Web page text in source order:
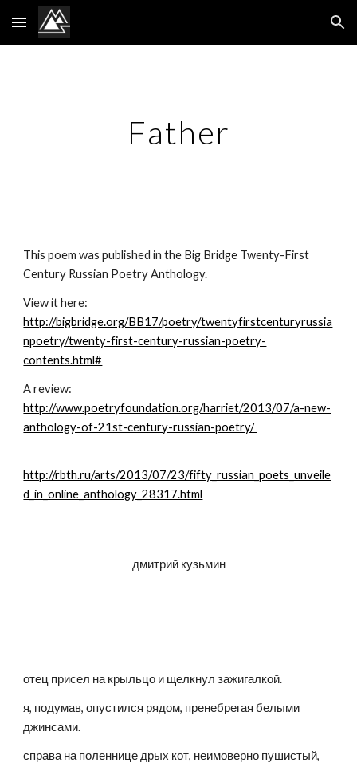
Skip to main content Skip to navigation
Father
This poem was published in the Big Bridge Twenty-First
Century Russian Poetry Anthology.
http://bigbridge.org/BB17/poetry/twentyfirstcenturyrussia
npoetry/twenty-first-century-russian-poetry-
contents.html#
http://www.poetryfoundation.org/harriet/2013/07/a-new-
anthology-of-21st-century-russian-poetry/
http://rbth.ru/arts/2013/07/23/fifty_russian_poets_unveile
d_in_online_anthology_28317.html
дмитрий кузьмин
отец присел на крыльцо и щелкнул зажигалкой.
я, подумав, опустился рядом, пренебрегая белыми
джинсами.
справа на поленнице дрых кот, неимоверно пушистый,